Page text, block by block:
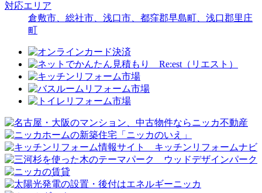
対応エリア
倉敷市、総社市、浅口市、都窪郡早島町、浅口郡里庄
町